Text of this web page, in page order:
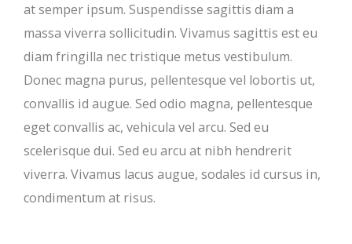
at semper ipsum. Suspendisse sagittis diam a
massa viverra sollicitudin. Vivamus sagittis est eu
diam fringilla nec tristique metus vestibulum.
Donec magna purus, pellentesque vel lobortis ut,
convallis id augue. Sed odio magna, pellentesque
eget convallis ac, vehicula vel arcu. Sed eu
scelerisque dui. Sed eu arcu at nibh hendrerit
viverra. Vivamus lacus augue, sodales id cursus in,
condimentum at risus.